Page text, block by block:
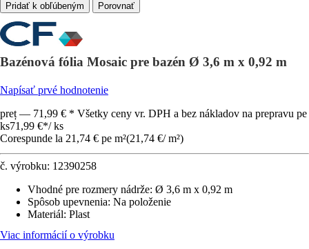
Porovnať
Bazénová fólia Mosaic pre bazén Ø 3,6 m x 0,92 m
Napísať prvé hodnotenie
preț — 71,99 € * Všetky ceny vr. DPH a bez nákladov na prepravu pe
ks71,99 €*/ ks
Corespunde la 21,74 € pe m²(21,74 €/ m²)
č. výrobku: 12390258
Vhodné pre rozmery nádrže: Ø 3,6 m x 0,92 m
Spôsob upevnenia: Na položenie
Materiál: Plast
Viac informácií o výrobku